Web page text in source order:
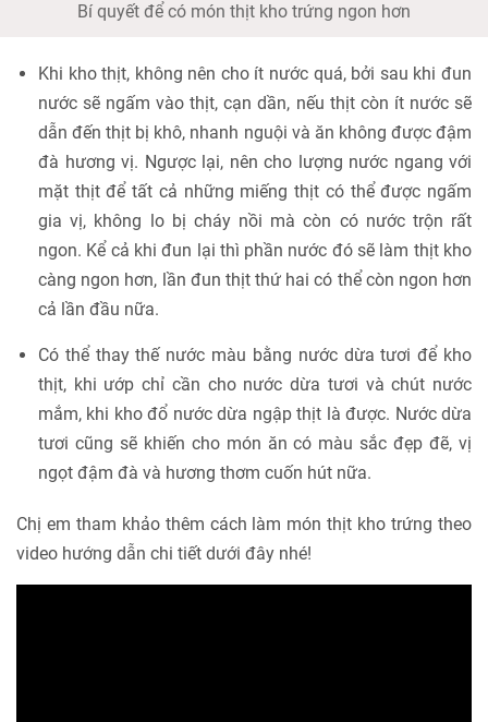
Bí quyết để có món thịt kho trứng ngon hơn
Khi kho thịt, không nên cho ít nước quá, bởi sau khi đun
nước sẽ ngấm vào thịt, cạn dần, nếu thịt còn ít nước sẽ
dẫn đến thịt bị khô, nhanh nguội và ăn không được đậm
đà hương vị. Ngược lại, nên cho lượng nước ngang với
mặt thịt để tất cả những miếng thịt có thể được ngấm
gia vị, không lo bị cháy nồi mà còn có nước trộn rất
ngon. Kể cả khi đun lại thì phần nước đó sẽ làm thịt kho
càng ngon hơn, lần đun thịt thứ hai có thể còn ngon hơn
cả lần đầu nữa.
Có thể thay thế nước màu bằng nước dừa tươi để kho
thịt, khi ướp chỉ cần cho nước dừa tươi và chút nước
mắm, khi kho đổ nước dừa ngập thịt là được. Nước dừa
tươi cũng sẽ khiến cho món ăn có màu sắc đẹp đẽ, vị
ngọt đậm đà và hương thơm cuốn hút nữa.
Chị em tham khảo thêm cách làm món thịt kho trứng theo
video hướng dẫn chi tiết dưới đây nhé!